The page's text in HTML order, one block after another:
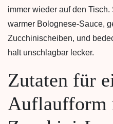
immer wieder auf den
warmer Bolognese-Sauce,
Zucchinischeiben, und
halt unschlagbar lecker.
Zutaten für
Auflaufform